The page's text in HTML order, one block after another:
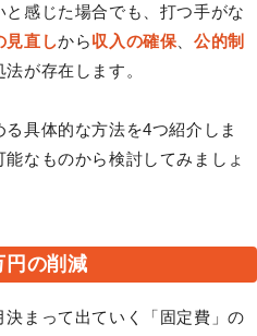
感じた場合でも、打つ手がな
見直しから収入の確保 、公的制
が存在します。
具体的な方法を4つ紹介しま
なものから検討してみましょ
円の削減
まって出ていく「固定費」の